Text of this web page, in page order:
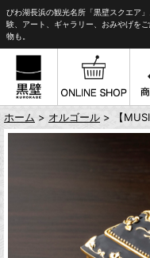
びわ湖長浜の観光名所「黒壁スクエア
験、アート、ギャラリー、おみやげを
物も。
ホーム > オルゴール > 【